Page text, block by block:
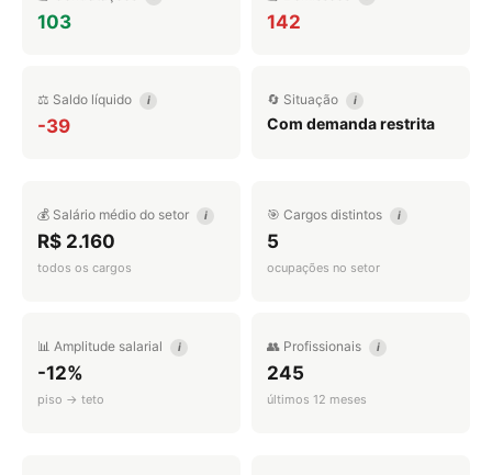
103 142
⚖️ Saldo líquido i
-39
🔄 Situação i
Com demanda restrita
💰 Salário médio do setor i
R$ 2.160
todos os cargos
🎯 Cargos distintos i
5
ocupações no setor
📊 Amplitude salarial i
-12%
piso → teto
👥 Profissionais i
245
últimos 12 meses